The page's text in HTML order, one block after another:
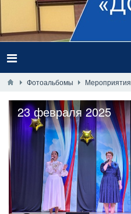
Фотоальбомы Мероприятия
23 февраля 2025